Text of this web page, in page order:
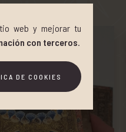
web y mejorar tu
con terceros
DE COOKIES